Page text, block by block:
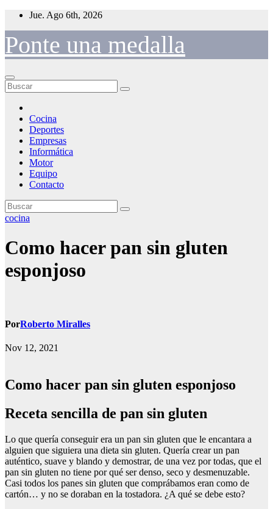
Saltar
contenido
Jue. Ago 6th, 2026
Ponte una medalla
Cocina
Deportes
Empresas
Informática
Motor
Equipo
Contacto
cocina
Como hacer pan sin gluten
esponjoso
PorRoberto Miralles
Nov 12, 2021
Como hacer pan sin gluten esponjoso
Receta sencilla de pan sin gluten
Lo que quería conseguir era un pan sin gluten que le encantara a
alguien que siguiera una dieta sin gluten. Quería crear un pan
auténtico, suave y blando y demostrar, de una vez por todas, que el
pan sin gluten no tiene por qué ser denso, seco y desmenuzable.
Casi todos los panes sin gluten que comprábamos eran como de
cartón… y no se doraban en la tostadora. ¿A qué se debe esto?